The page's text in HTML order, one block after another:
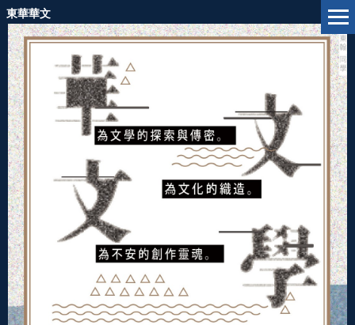
跳
到
主
要
內
容
區
東華華文